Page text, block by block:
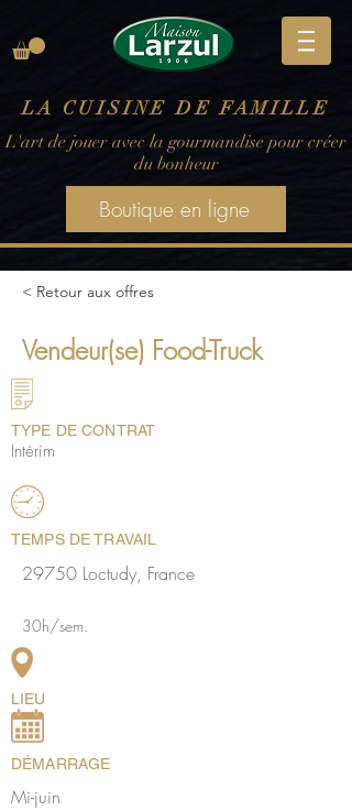
LA CUISINE DE FAMILLE
L'art de jouer avec la gourmandise pour créer
du bonheur
Boutique en ligne
< Retour aux offres
Vendeur(se) Food-Truck
TYPE DE CONTRAT
Intérim
TEMPS DE TRAVAIL
29750 Loctudy, France
30h/sem.
LIEU
DÉMARRAGE
Mi-juin